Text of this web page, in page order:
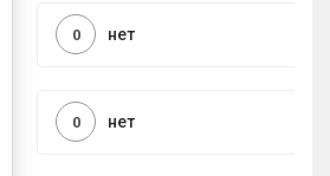
нет
0
нет
0